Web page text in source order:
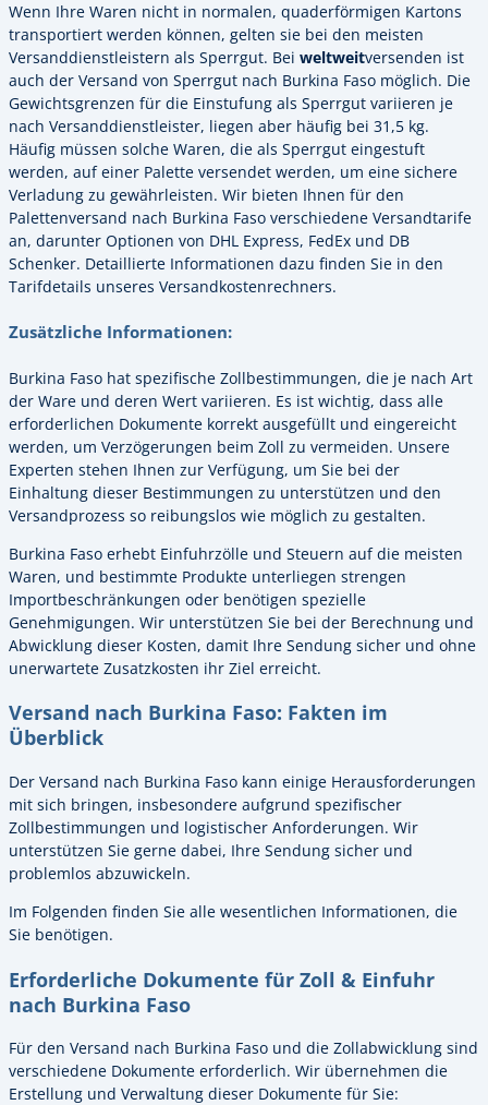
Wenn Ihre Waren nicht in normalen, quaderförmigen Kartons
transportiert werden können, gelten sie bei den meisten
Versanddienstleistern als Sperrgut. Bei weltweitversenden ist
auch der Versand von Sperrgut nach Burkina Faso möglich. Die
Gewichtsgrenzen für die Einstufung als Sperrgut variieren je
nach Versanddienstleister, liegen aber häufig bei 31,5 kg.
Häufig müssen solche Waren, die als Sperrgut eingestuft
werden, auf einer Palette versendet werden, um eine sichere
Verladung zu gewährleisten. Wir bieten Ihnen für den
Palettenversand nach Burkina Faso verschiedene Versandtarife
an, darunter Optionen von DHL Express, FedEx und DB
Schenker. Detaillierte Informationen dazu finden Sie in den
Tarifdetails unseres Versandkostenrechners.
Zusätzliche Informationen:
Burkina Faso hat spezifische Zollbestimmungen, die je nach Art
der Ware und deren Wert variieren. Es ist wichtig, dass alle
erforderlichen Dokumente korrekt ausgefüllt und eingereicht
werden, um Verzögerungen beim Zoll zu vermeiden. Unsere
Experten stehen Ihnen zur Verfügung, um Sie bei der
Einhaltung dieser Bestimmungen zu unterstützen und den
Versandprozess so reibungslos wie möglich zu gestalten.
Burkina Faso erhebt Einfuhrzölle und Steuern auf die meisten
Waren, und bestimmte Produkte unterliegen strengen
Importbeschränkungen oder benötigen spezielle
Genehmigungen. Wir unterstützen Sie bei der Berechnung und
Abwicklung dieser Kosten, damit Ihre Sendung sicher und ohne
unerwartete Zusatzkosten ihr Ziel erreicht.
Versand nach Burkina Faso: Fakten im
Überblick
Der Versand nach Burkina Faso kann einige Herausforderungen
mit sich bringen, insbesondere aufgrund spezifischer
Zollbestimmungen und logistischer Anforderungen. Wir
unterstützen Sie gerne dabei, Ihre Sendung sicher und
problemlos abzuwickeln.
Im Folgenden finden Sie alle wesentlichen Informationen, die
Sie benötigen.
Erforderliche Dokumente für Zoll & Einfuhr
nach Burkina Faso
Für den Versand nach Burkina Faso und die Zollabwicklung sind
verschiedene Dokumente erforderlich. Wir übernehmen die
Erstellung und Verwaltung dieser Dokumente für Sie: